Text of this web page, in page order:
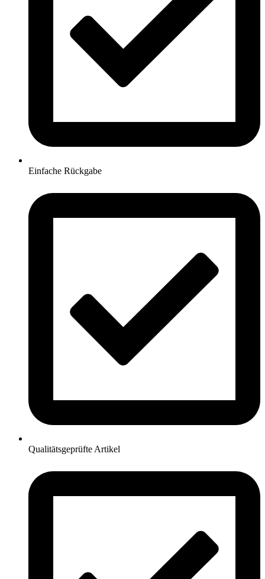
Einfache Rückgabe
Qualitätsgeprüfte Artikel